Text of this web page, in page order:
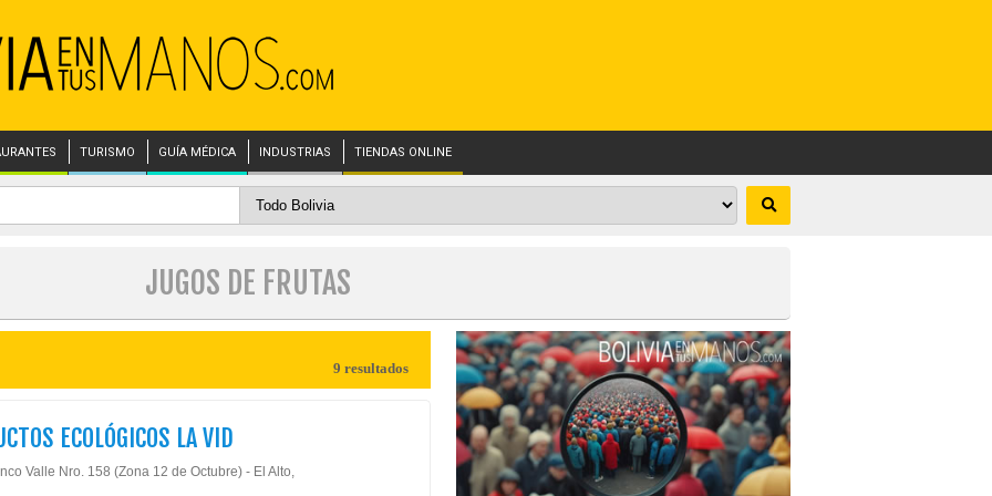
TURISMO GUÍA MÉDICA INDUSTRIAS TIENDAS ONLINE
JUGOS DE FRUTAS
9 resultados
ECOLÓGICOS LA VID
Valle Nro. 158 (Zona 12 de Octubre) - El Alto,